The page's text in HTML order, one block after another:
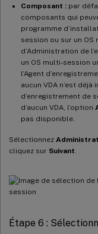
Composant : par
composants qui
programme
session ou sur un
d’Administration de
un OS multi-session
l’Agent
aucun VDA n’est
d’enregistrement de
d’aucun VDA, l’option
pas disponible.
Sélectionnez
cliquez sur Suivant
Étape 6 :